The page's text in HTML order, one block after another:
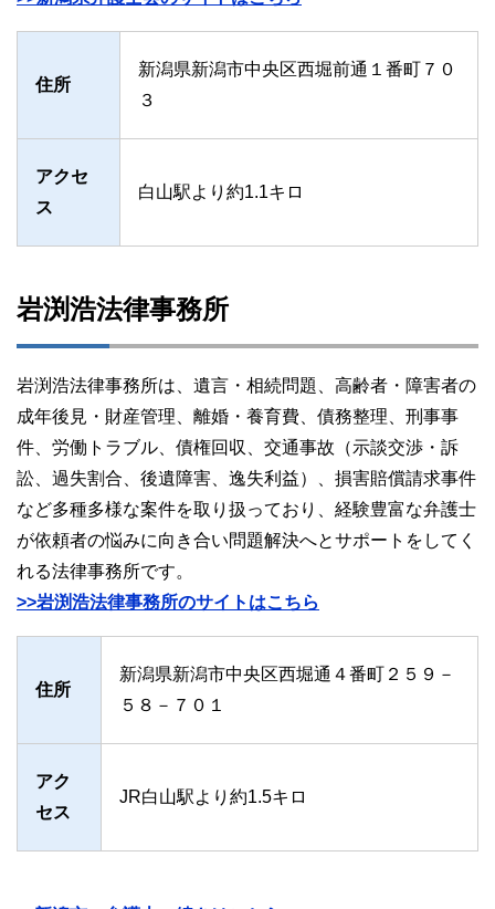
住所
新潟県新潟市中央区西堀前通１番町７０
３
アクセ
ス
白山駅より約1.1キロ
岩渕浩法律事務所
岩渕浩法律事務所は、遺言・相続問題、高齢者・障害者の
成年後見・財産管理、離婚・養育費、債務整理、刑事事
件、労働トラブル、債権回収、交通事故（示談交渉・訴
訟、過失割合、後遺障害、逸失利益）、損害賠償請求事件
など多種多様な案件を取り扱っており、経験豊富な弁護士
が依頼者の悩みに向き合い問題解決へとサポートをしてく
れる法律事務所です。
>>岩渕浩法律事務所のサイトはこちら
住所
新潟県新潟市中央区西堀通４番町２５９－
５８－７０１
アク
セス
JR白山駅より約1.5キロ